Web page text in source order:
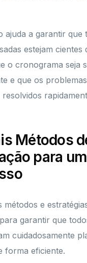
ajuda a garantir que
estejam cientes
o cronograma seja
e que os
Métodos
para
métodos e
garantir que
cuidadosamente
forma eficiente.